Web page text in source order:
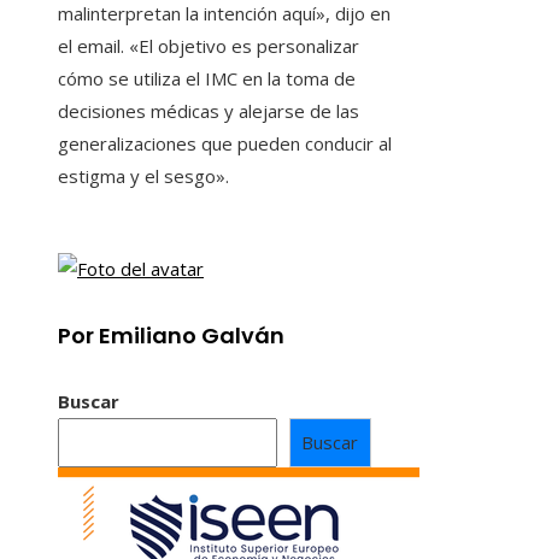
malinterpretan la intención aquí», dijo en
el email. «El objetivo es personalizar
cómo se utiliza el IMC en la toma de
decisiones médicas y alejarse de las
generalizaciones que pueden conducir al
estigma y el sesgo».
Por Emiliano Galván
Buscar
Buscar